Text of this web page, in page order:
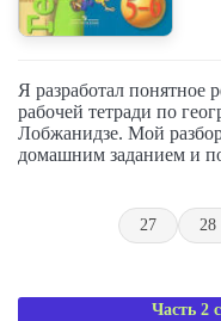
Я разработал понятное
рабочей тетради по
Лобжанидзе. Мой
домашним заданием и
27 28
Часть 2